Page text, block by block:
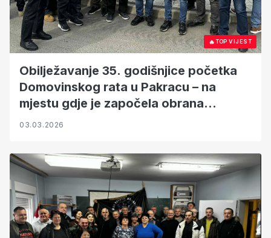
🔥TOP VIJEST
Obilježavanje 35. godišnjice početka
Domovinskog rata u Pakracu – na
mjestu gdje je započela obrana
Hrvatske
03.03.2026